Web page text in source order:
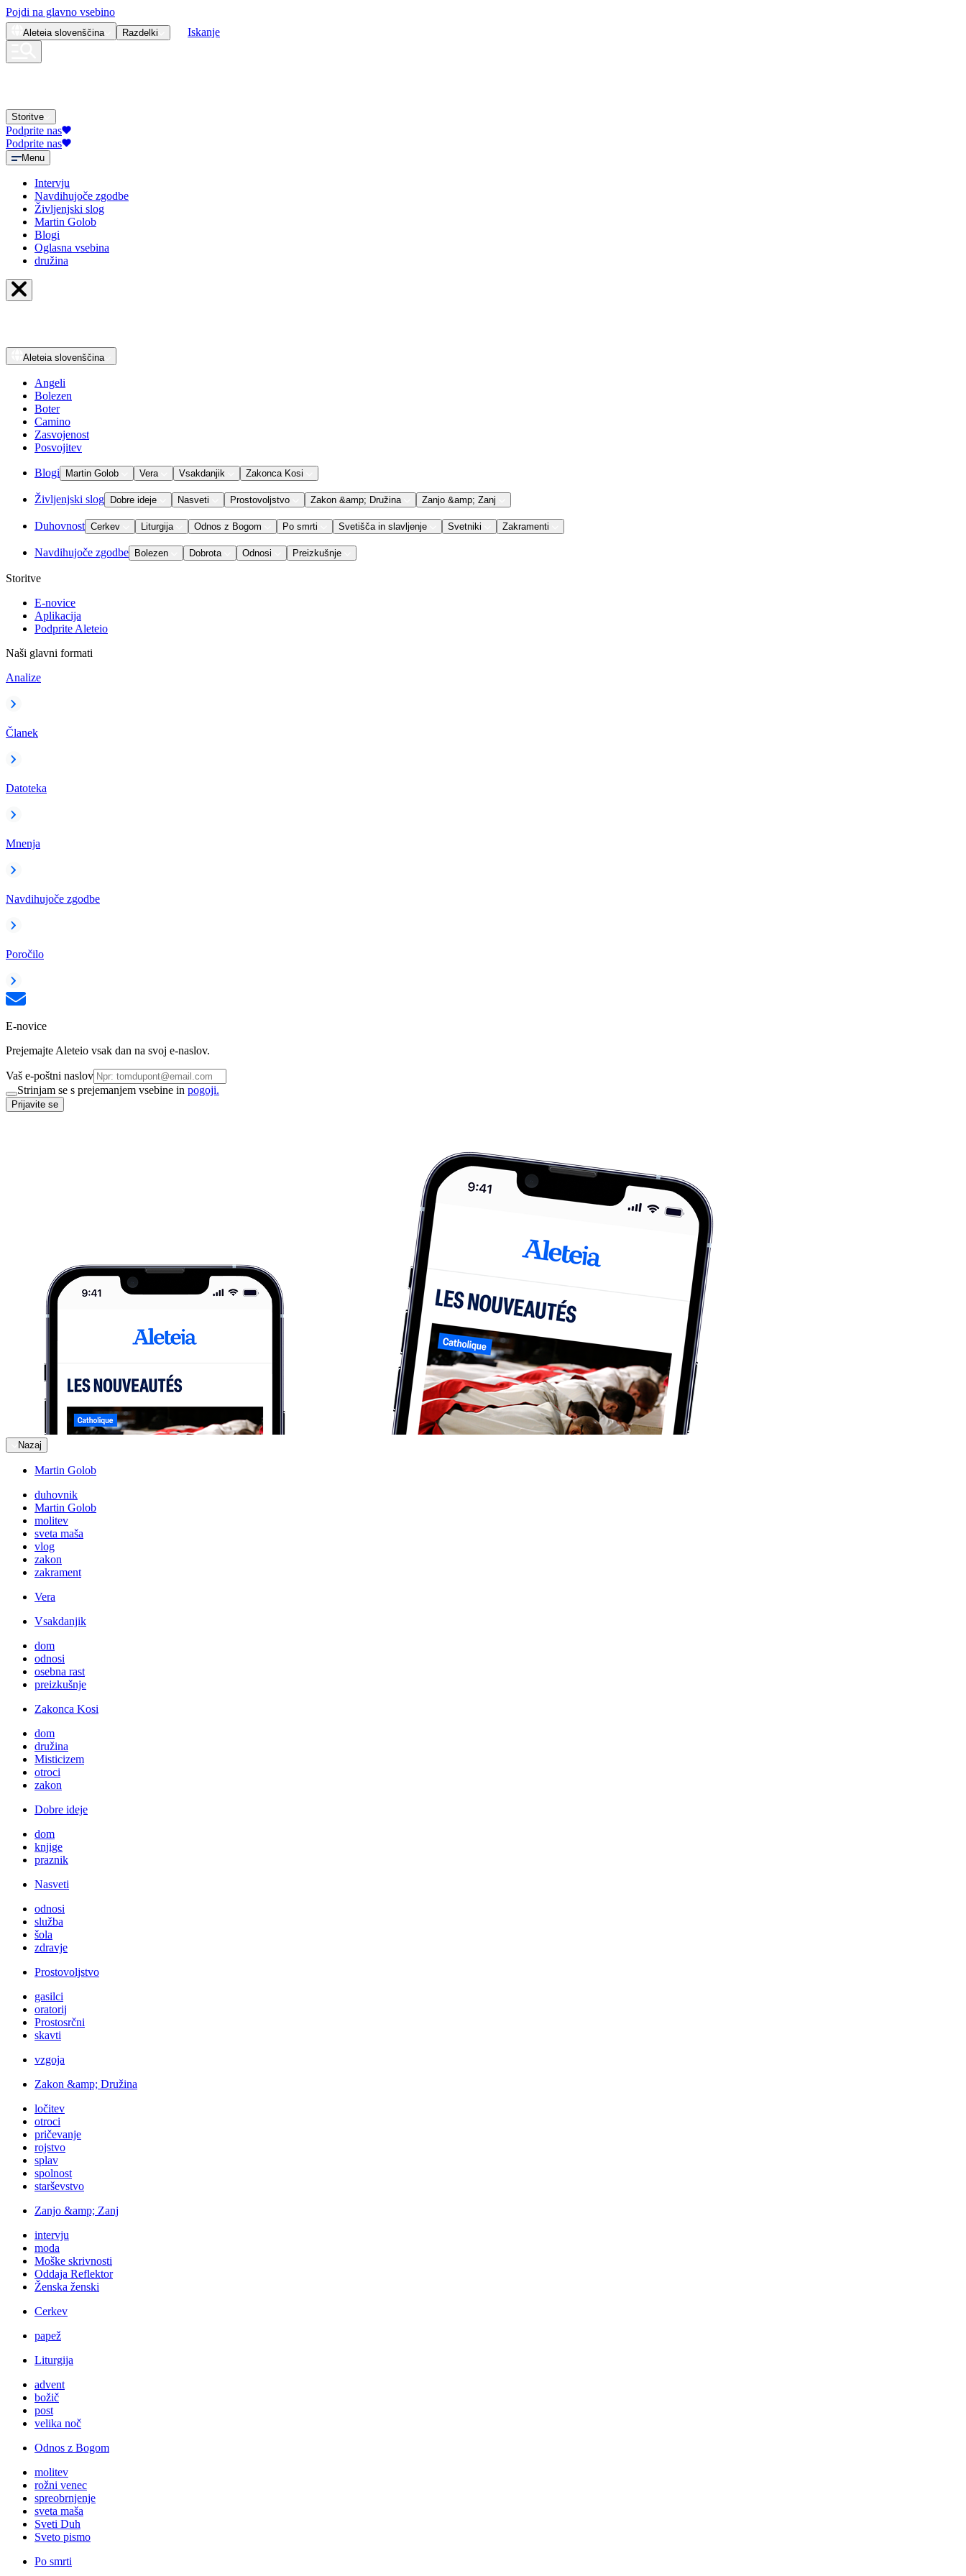
Pojdi na glavno vsebino
Aleteia slovenščina Razdelki Iskanje
Storitve
Podprite nas
Podprite nas
Menu
Intervju
Navdihujoče zgodbe
Življenjski slog
Martin Golob
Blogi
Oglasna vsebina
družina
Aleteia slovenščina
Angeli
Bolezen
Boter
Camino
Zasvojenost
Posvojitev
Blogi Martin Golob Vera Vsakdanjik Zakonca Kosi
Življenjski slog Dobre ideje Nasveti Prostovoljstvo Zakon &amp; Družina Zanjo &amp; Zanj
Duhovnost Cerkev Liturgija Odnos z Bogom Po smrti Svetišča in slavljenje Svetniki Zakramenti
Navdihujoče zgodbe Bolezen Dobrota Odnosi Preizkušnje
Storitve
E-novice
Aplikacija
Podprite Aleteio
Naši glavni formati
Analize
Članek
Datoteka
Mnenja
Navdihujoče zgodbe
Poročilo
E-novice
Prejemajte Aleteio vsak dan na svoj e-naslov.
Vaš e-poštni naslov
Strinjam se s prejemanjem vsebine in pogoji.
Prijavite se
Nazaj
Martin Golob
duhovnik
Martin Golob
molitev
sveta maša
vlog
zakon
zakrament
Vera
Vsakdanjik
dom
odnosi
osebna rast
preizkušnje
Zakonca Kosi
dom
družina
Misticizem
otroci
zakon
Dobre ideje
dom
knjige
praznik
Nasveti
odnosi
služba
šola
zdravje
Prostovoljstvo
gasilci
oratorij
Prostosrčni
skavti
vzgoja
Zakon &amp; Družina
ločitev
otroci
pričevanje
rojstvo
splav
spolnost
starševstvo
Zanjo &amp; Zanj
intervju
moda
Moške skrivnosti
Oddaja Reflektor
Ženska ženski
Cerkev
papež
Liturgija
advent
božič
post
velika noč
Odnos z Bogom
molitev
rožni venec
spreobrnjenje
sveta maša
Sveti Duh
Sveto pismo
Po smrti